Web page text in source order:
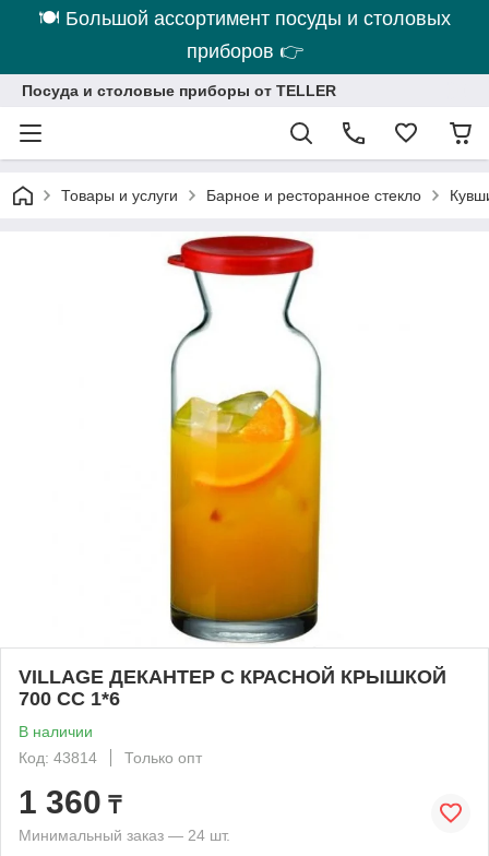
🍽 Большой ассортимент посуды и столовых
приборов 👉
Посуда и столовые приборы от TELLER
Товары и услуги Барное и ресторанное стекло
VILLAGE ДЕКАНТЕР С КРАСНОЙ КРЫШКОЙ
700 СС 1*6
В наличии
Код: 43814
Только опт
1 360 ₸
Минимальный заказ — 24 шт.